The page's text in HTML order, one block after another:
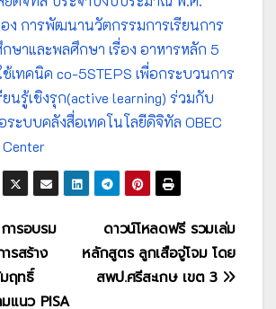
ง การพัฒนานวัตกรรมการเรียนการ
ษาและพลศึกษา เรื่อง อาหารหลัก 5
เทคนิค co-5STEPS เพื่อกระบวนการ
ยนรู้เชิงรุก(active learning) ร่วมกับ
ระบบคลังสื่อเทคโนโลยีดิจิทัล OBEC
ดาวน์โหลดฟรี รวมเล่ม
หลักสูตร ลูกเสือจู่โจม โดย
สพป.ศรีสะเกษ เขต 3
ารอบรม
รสร้าง
ฤทธิ์
แนว PISA